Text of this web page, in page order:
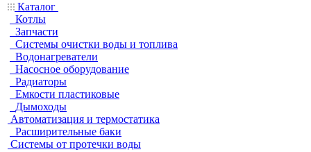
Каталог
Котлы
Запчасти
Системы очистки воды и топлива
Водонагреватели
Насосное оборудование
Радиаторы
Емкости пластиковые
Дымоходы
Автоматизация и термостатика
Расширительные баки
Системы от протечки воды